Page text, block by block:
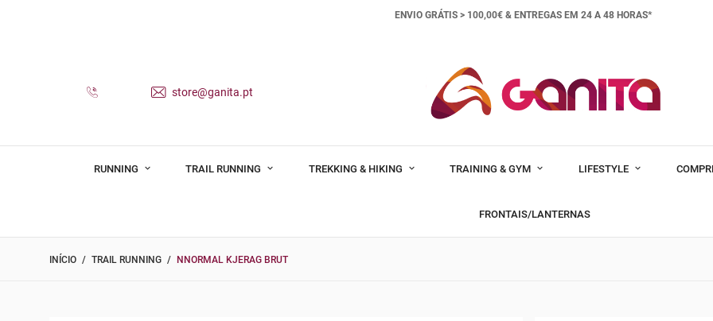
ENVIO GRÁTIS > 100,00€ & ENTREGAS EM 24 A 48 HORAS*
store@ganita.pt
RUNNING TRAIL RUNNING TREKKING & HIKING TRAINING & GYM LIFESTYLE
FRONTAIS/LANTERNAS
INÍCIO TRAIL RUNNING NNORMAL KJERAG BRUT